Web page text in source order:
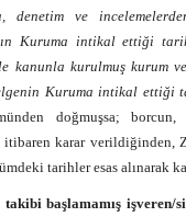
denetim ve
Kuruma intikal ettiği
kanunla kurulmuş kurum
Kuruma intikal ettiği
doğmuşsa; borcun,
karar verildiğinden,
tarihler esas alınarak
başlamamış işveren/